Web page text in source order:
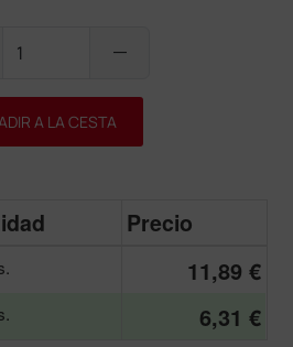
remove
A LA CESTA
Precio
11,89 €
6,31 €